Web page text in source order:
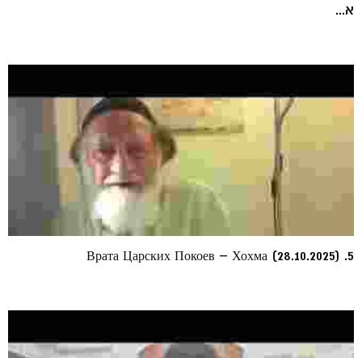
א...
5. Врата Царских Покоев – Хохма (28.10.2025)